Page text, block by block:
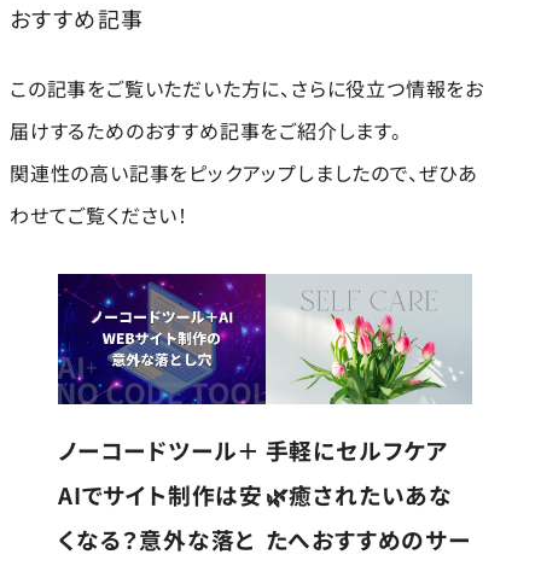
おすすめ記事
この記事をご覧いただいた方に、さらに役立つ情報をお
届けするためのおすすめ記事をご紹介します。
関連性の高い記事をピックアップしましたので、ぜひあ
わせてご覧ください！
ノーコードツール＋
AIでサイト制作は安
くなる？意外な落と
手軽にセルフケア
🌿癒されたいあな
たへおすすめのサー